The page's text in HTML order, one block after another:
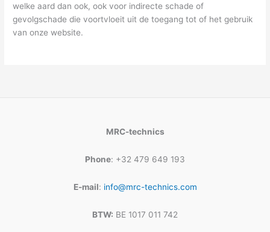
welke aard dan ook, ook voor indirecte schade of
gevolgschade die voortvloeit uit de toegang tot of het gebruik
van onze website.
MRC-technics
Phone: +32 479 649 193
E-mail: info@mrc-technics.com
BTW: BE 1017 011 742